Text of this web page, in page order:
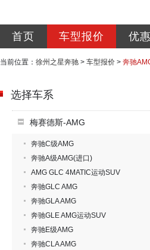
首页 车型报价 优
当前位置： 徐州之星奔驰 > 车型报价 > 奔驰
选择车系
梅赛德斯-AMG
奔驰C级AMG
奔驰A级AMG(进口)
AMG GLC 4MATIC运动SUV
奔驰GLC AMG
奔驰GLA AMG
奔驰GLE AMG运动SUV
奔驰E级AMG
奔驰CLA AMG